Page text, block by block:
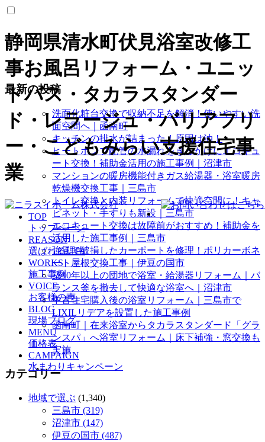
静岡県清水町伏見浴室改修工
事お風呂リフォーム・ユニッ
トバス・タカラスタンダー
ド・レラージュ・バリアフリ
ー・こどもみらい支援住宅事
業
TOP
トップページ
REASON
選ばれる理由
WORKS
施工事例
VOICE
お客様の声
BLOG
現場ブログ
MENU
価格表
CAMPAIGN
水まわりキャンペーン
最新の投稿
洗面化粧台交換で収納不足を解消！使いやすい洗
面空間へ｜函南町
キッチンの排水が詰まった！原因は油！
ヒートポンプ配管の水漏れをきっかけにエコキュ
ート交換！補助金活用の施工事例｜沼津市
マンションの暖房機能付きガス給湯器・浴室暖房
乾燥機交換工事｜三島市
トイレ交換と内装リフォームで快適空間に！キャ
ビネット・手すりも新設｜三島市
エコキュート交換は故障前がおすすめ！補助金を
活用した施工事例｜三島市
強風で破損したカーポートを修理！ポリカーボネ
ート屋根交換工事｜伊豆の国市
築40年以上の団地で浴室・給湯器リフォーム｜バ
ランス釜を撤去して快適な浴室へ｜沼津市
中古住宅購入後の浴室リフォーム｜三島市で
LIXILリデアを設置した施工事例
函南町｜在来浴室からタカラスタンダード「グラ
ンスパ」へ浴室リフォーム｜床下補強・窓交換も
実施
カテゴリー
地域で選ぶ (1,340)
三島市 (319)
沼津市 (147)
伊豆の国市 (487)